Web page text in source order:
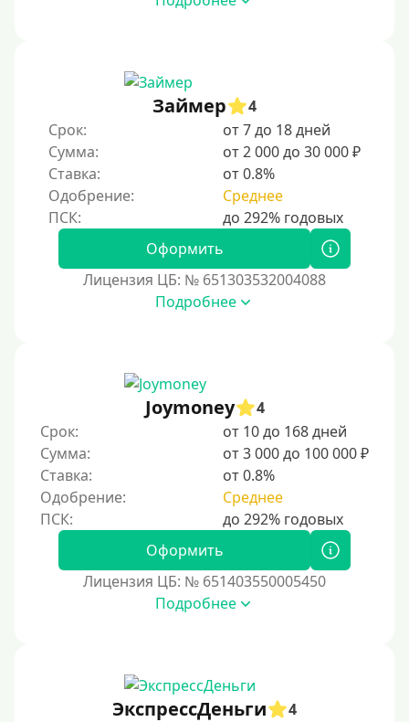
Займер
4
Срок:
от 7 до 18 дней
Сумма:
от 2 000 до 30 000 ₽
Ставка:
от 0.8%
Одобрение:
Среднее
Оформить
Лицензия ЦБ: № 651303532004088
Подробнее
Joymoney
4
Срок:
от 10 до 168 дней
Сумма:
от 3 000 до 100 000 ₽
Ставка:
от 0.8%
Одобрение:
Среднее
Оформить
Лицензия ЦБ: № 651403550005450
Подробнее
ЭкспрессДеньги
4